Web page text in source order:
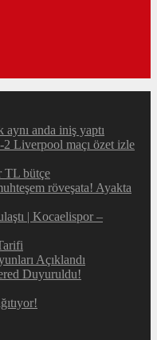
aynı anda iniş yaptı
Liverpool maçı özet izle
TL bütçe
röveşata! Ayakta
| Kocaelispor –
Açıklandı
Duyuruldu!